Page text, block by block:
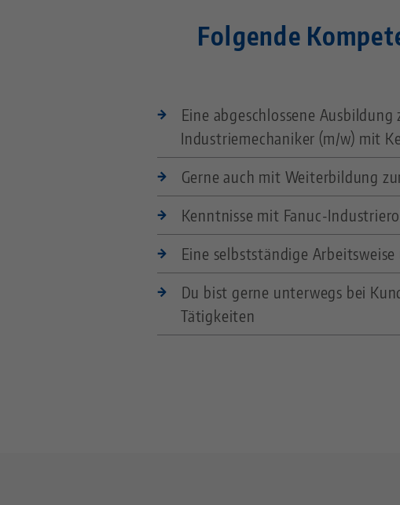
Folgende
Eine abgeschlossene
Industriemechaniker (m/w) mit
Gerne auch mit Weiterbildung
Kenntnisse mit Fanuc-
Eine selbstständige
Du bist gerne unterwegs bei
Tätigkeiten